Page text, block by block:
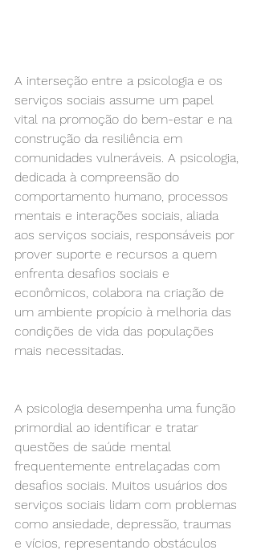
A interseção entre a psicologia e os
serviços sociais assume um papel
vital na promoção do bem-estar e na
construção da resiliência em
comunidades vulneráveis. A psicologia,
dedicada à compreensão do
comportamento humano, processos
mentais e interações sociais, aliada
aos serviços sociais, responsáveis por
prover suporte e recursos a quem
enfrenta desafios sociais e
econômicos, colabora na criação de
um ambiente propício à melhoria das
condições de vida das populações
mais necessitadas.
A psicologia desempenha uma função
primordial ao identificar e tratar
questões de saúde mental
frequentemente entrelaçadas com
desafios sociais. Muitos usuários dos
serviços sociais lidam com problemas
como ansiedade, depressão, traumas
e vícios, representando obstáculos